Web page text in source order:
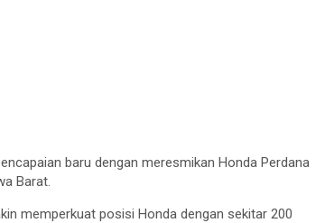
baru dengan meresmikan Honda Perdana
Barat.
memperkuat posisi Honda dengan sekitar 200